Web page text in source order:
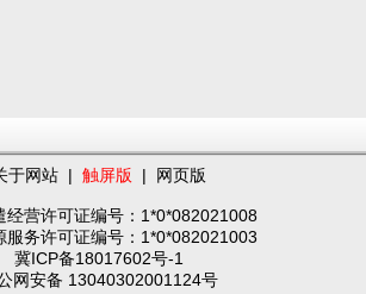
于网站 | 触屏版 | 网页版
经营许可证编号：1*0*082021008
服务许可证编号：1*0*082021003
冀ICP备18017602号-1
网安备 13040302001124号